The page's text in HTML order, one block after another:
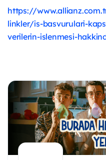
https://
linkler/is-basvurulari-
verilerin-islenmesi-